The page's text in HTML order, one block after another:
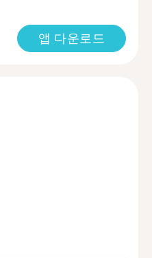
앱 다운로드